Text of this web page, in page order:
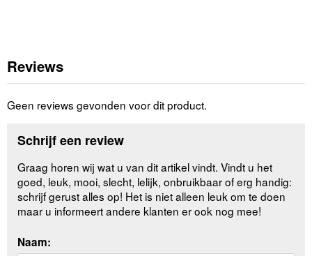
Reviews
Geen reviews gevonden voor dit product.
Schrijf een review
Graag horen wij wat u van dit artikel vindt. Vindt u het
goed, leuk, mooi, slecht, lelijk, onbruikbaar of erg handig:
schrijf gerust alles op! Het is niet alleen leuk om te doen
maar u informeert andere klanten er ook nog mee!
Naam: